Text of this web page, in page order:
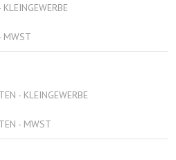
MWST
- KLEINGEWERBE
- MWST